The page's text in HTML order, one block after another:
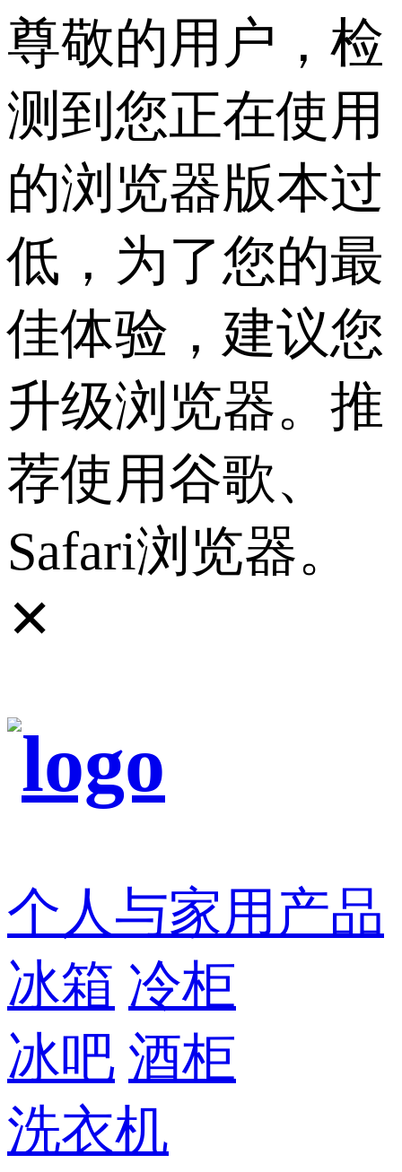
尊敬的用户，检
测到您正在使用
的浏览器版本过
低，为了您的最
佳体验，建议您
升级浏览器。推
荐使用谷歌、
Safari浏览器。
✕
个人与家用产品
冰箱 冷柜
冰吧 酒柜
洗衣机